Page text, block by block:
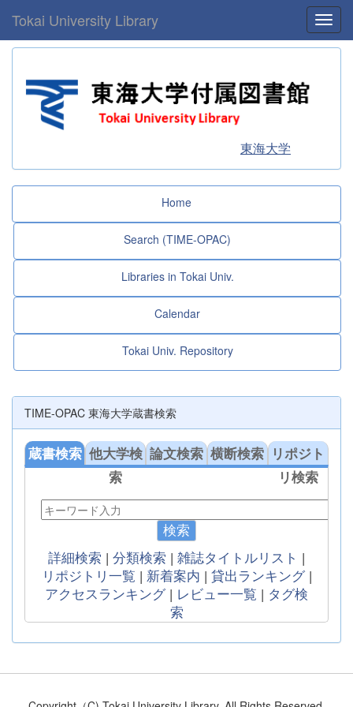
Tokai University Library
東海大学
Home
Search (TIME-OPAC)
Libraries in Tokai Univ.
Calendar
Tokai Univ. Repository
TIME-OPAC 東海大学蔵書検索
蔵書検索 他大学検
索
論文検索 横断検索 リポジト
リ検索
検索
詳細検索 | 分類検索 | 雑誌タイトルリスト |
リポジトリ一覧 | 新着案内 | 貸出ランキング|
アクセスランキング | レビュー一覧 | タグ検
索